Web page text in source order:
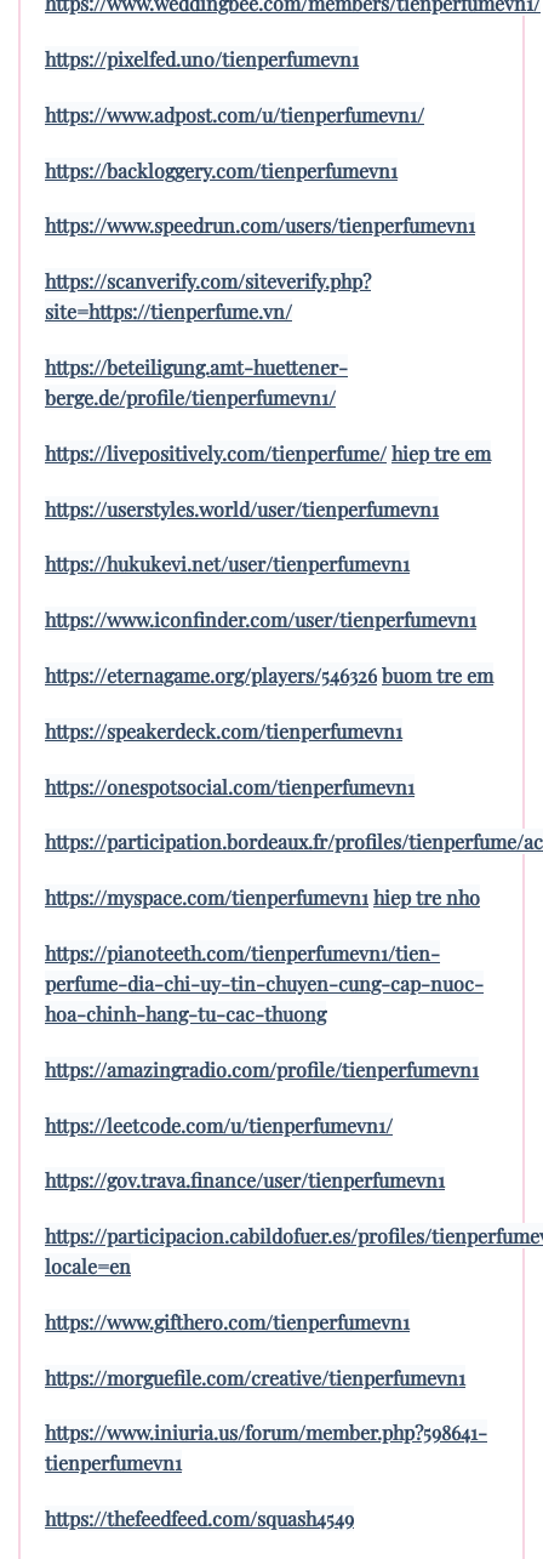
https://pixelfed.uno/tienperfumevn1
https://www.adpost.com/u/tienperfumevn1/
https://backloggery.com/tienperfumevn1
https://www.speedrun.com/users/tienperfumevn1
https://scanverify.com/siteverify.php?
site=https://tienperfume.vn/
https://beteiligung.amt-huettener-
berge.de/profile/tienperfumevn1/
https://livepositively.com/tienperfume/hiep tre em
https://userstyles.world/user/tienperfumevn1
https://hukukevi.net/user/tienperfumevn1
https://www.iconfinder.com/user/tienperfumevn1
https://eternagame.org/players/546326buom tre em
https://speakerdeck.com/tienperfumevn1
https://onespotsocial.com/tienperfumevn1
https://participation.bordeaux.fr/profiles/tienperfume/
https://myspace.com/tienperfumevn1 hiep tre nho
https://pianoteeth.com/tienperfumevn1/tien-
perfume-dia-chi-uy-tin-chuyen-cung-cap-nuoc-
hoa-chinh-hang-tu-cac-thuong
https://amazingradio.com/profile/tienperfumevn1
https://leetcode.com/u/tienperfumevn1/
https://gov.trava.finance/user/tienperfumevn1
https://participacion.cabildofuer.es/profiles/
locale=en
https://www.gifthero.com/tienperfumevn1
https://morguefile.com/creative/tienperfumevn1
https://www.iniuria.us/forum/member.php?598641-
tienperfumevn1
https://thefeedfeed.com/squash4549